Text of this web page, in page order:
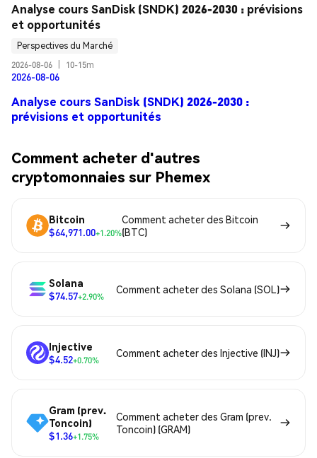
Analyse cours SanDisk (SNDK) 2026-2030 : prévisions
et opportunités
Perspectives du Marché
2026-08-06
10-15m
2026-08-06
Analyse cours SanDisk (SNDK) 2026-2030 :
prévisions et opportunités
Comment acheter d'autres
cryptomonnaies sur Phemex
Bitcoin
$64,971.00+1.20%
Comment acheter des Bitcoin
(BTC)
Solana
$74.57+2.90%
Comment acheter des Solana (SOL)
Injective
$4.52+0.70%
Comment acheter des Injective (INJ)
Gram (prev.
Toncoin)
$1.36+1.75%
Comment acheter des Gram (prev.
Toncoin) (GRAM)